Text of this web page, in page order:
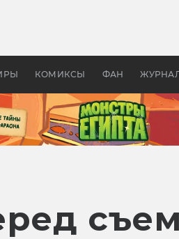
КОМИКСЫ ФАН
России —
бы